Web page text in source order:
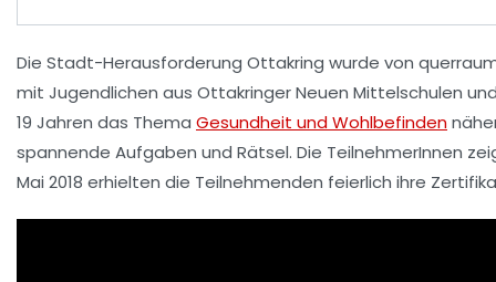
Die Stadt-Herausforderung Ottakring wurde von
mit Jugendlichen aus Ottakringer Neuen Mittelschulen
19 Jahren das Thema Gesundheit und Wohlbefinden
spannende Aufgaben und Rätsel. Die TeilnehmerInnen
Mai 2018 erhielten die Teilnehmenden feierlich ihre